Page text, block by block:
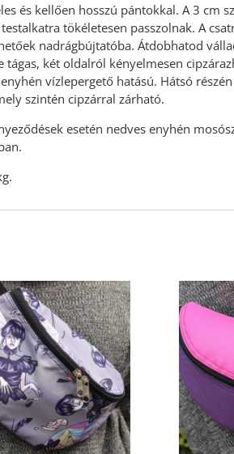
és kellően hosszú pántokkal. A 3 cm
tökéletesen passzolnak. A
nadrágbújtatóba. Átdobhatod
két oldalról kényelmesen
vízlepergető hatású. Hátsó
szintén cipzárral zárható.
esetén nedves enyhén